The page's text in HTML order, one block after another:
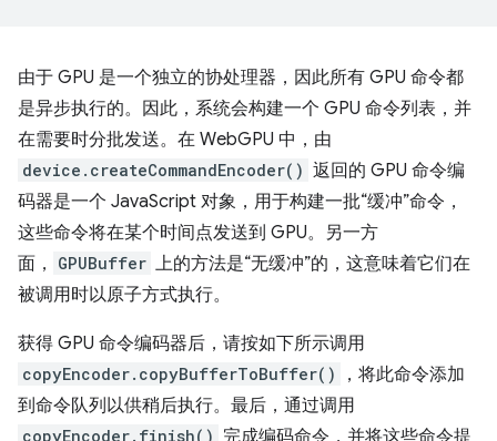
由于 GPU 是一个独立的协处理器，因此所有 GPU 命令都
是异步执行的。因此，系统会构建一个 GPU 命令列表，并
在需要时分批发送。在 WebGPU 中，由
device.createCommandEncoder() 返回的 GPU 命令编
码器是一个 JavaScript 对象，用于构建一批“缓冲”命令，
这些命令将在某个时间点发送到 GPU。另一方
面，
GPUBuffer 上的方法是“无缓冲”的，这意味着它们在
被调用时以原子方式执行。
获得 GPU 命令编码器后，请按如下所示调用
copyEncoder.copyBufferToBuffer()
，将此命令添加
到命令队列以供稍后执行。最后，通过调用
copyEncoder.finish() 完成编码命令，并将这些命令提